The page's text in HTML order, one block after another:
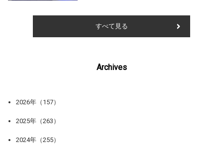
すべて見る
Archives
2026年（157）
2025年（263）
2024年（255）